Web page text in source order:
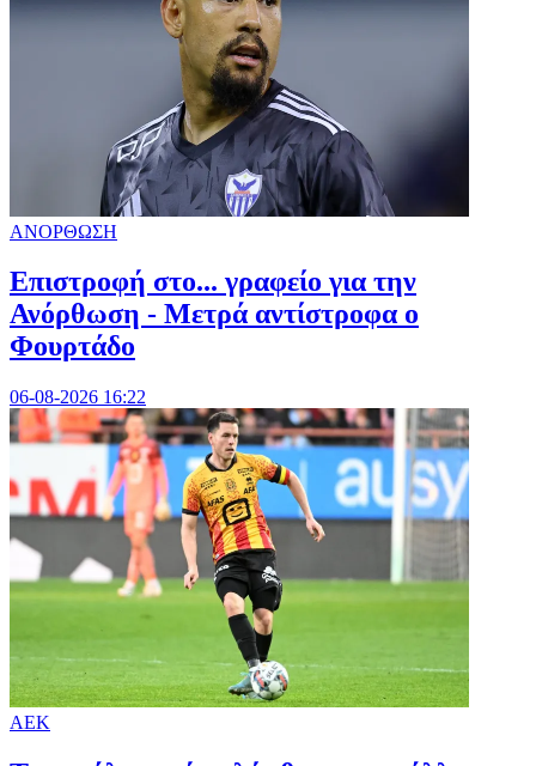
ΑΝΟΡΘΩΣΗ
Επιστροφή στο... γραφείο για την
Ανόρθωση - Μετρά αντίστροφα ο
Φουρτάδο
06-08-2026 16:22
ΑΕΚ